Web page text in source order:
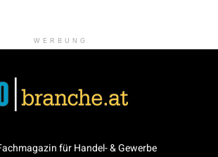
WERBUNG
für Handel- & Gewerbe